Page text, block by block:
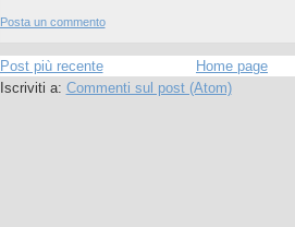
Posta un commento
Post più recente
Home page
Iscriviti a: Commenti sul post (Atom)